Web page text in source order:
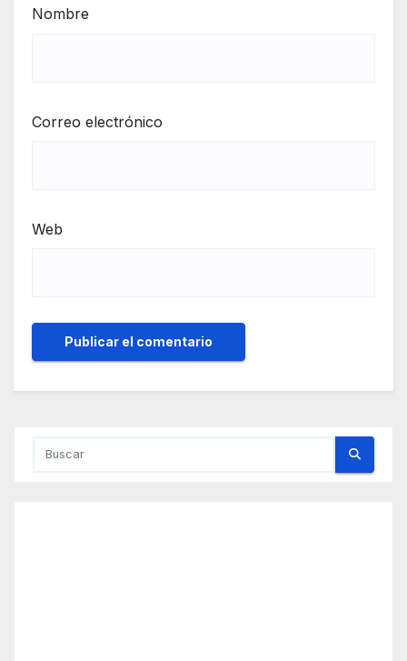
Nombre
Correo electrónico
Web